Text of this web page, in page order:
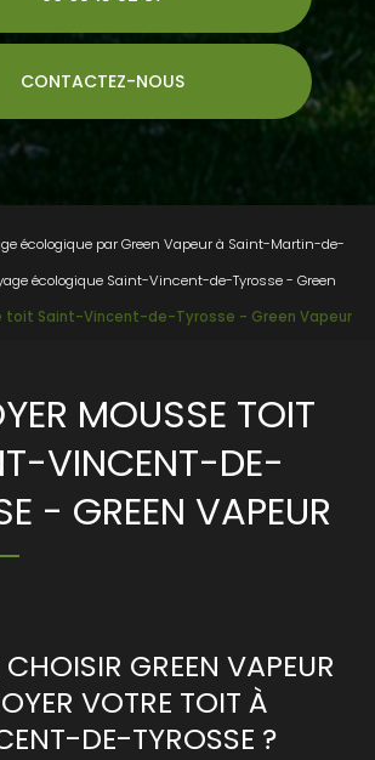
CONTACTEZ-NOUS
écologique par Green Vapeur à Saint-Martin-de-
écologique Saint-Vincent-de-Tyrosse - Green
toit Saint-Vincent-de-Tyrosse - Green Vapeur
MOUSSE TOIT
VINCENT-DE-
- GREEN VAPEUR
GREEN VAPEUR
VOTRE TOIT À
DE-TYROSSE ?